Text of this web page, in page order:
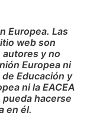
Europea. Las
web son
y no
Europea ni
Educación y
ni la EACEA
hacerse
en él.